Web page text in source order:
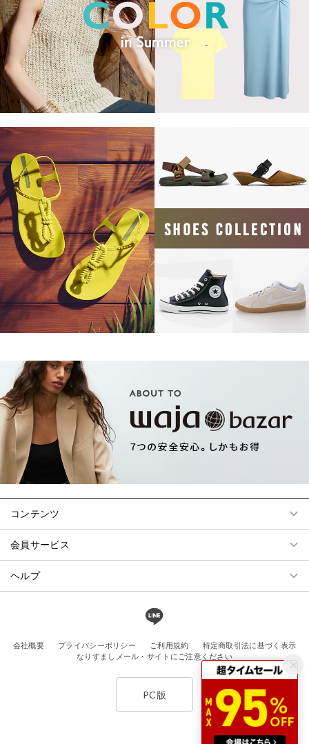
コンテンツ
会員サービス
ヘルプ
会社概要 プライバシーポリシー ご利用規約
特定商取引法に基づく表示
なりすましメール・サイトにご注意ください
PC版